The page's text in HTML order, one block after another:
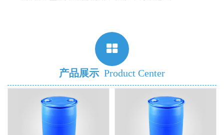
产品展示 Product Center